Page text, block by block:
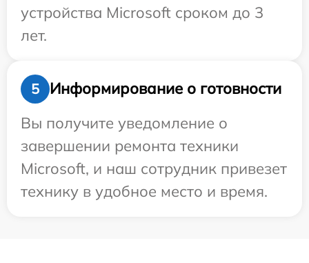
устройства Microsoft сроком до 3
лет.
5
Информирование о готовности
Вы получите уведомление о
завершении ремонта техники
Microsoft, и наш сотрудник привезет
технику в удобное место и время.